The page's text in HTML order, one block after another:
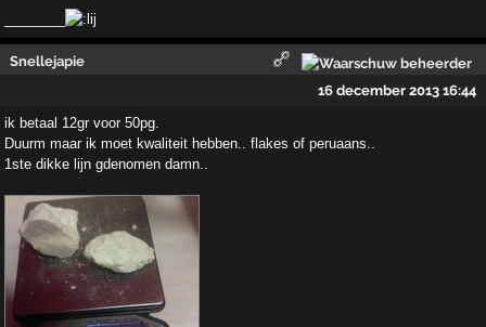
Snellejapie
16 december 2013 16:44
ik betaal 12gr voor 50pg.
Duurm maar ik moet kwaliteit hebben.. flakes of peruaans..
1ste dikke lijn gdenomen damn..